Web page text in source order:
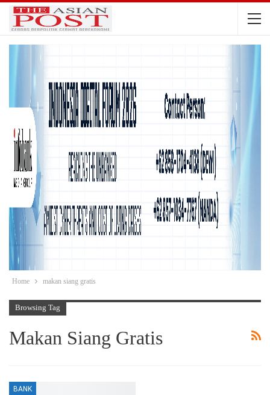
Home makan siang gratis
Browsing Tag
Makan Siang Gratis
BANK